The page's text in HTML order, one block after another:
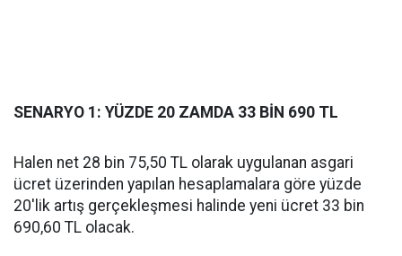
SENARYO 1: YÜZDE 20 ZAMDA 33 BİN 690 TL
Halen net 28 bin 75,50 TL olarak uygulanan asgari
ücret üzerinden yapılan hesaplamalara göre yüzde
20'lik artış gerçekleşmesi halinde yeni ücret 33 bin
690,60 TL olacak.